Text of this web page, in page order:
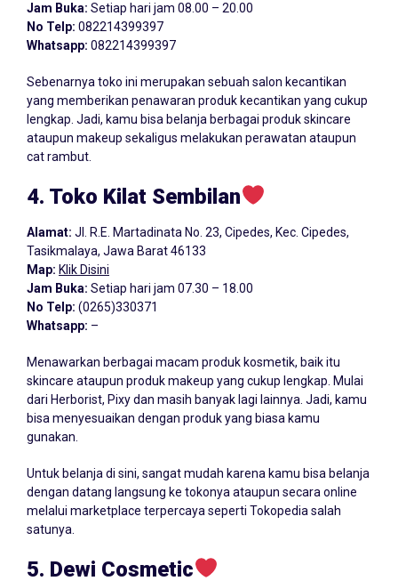
Jam Buka: Setiap hari jam 08.00 – 20.00
No Telp: 082214399397
Whatsapp: 082214399397
Sebenarnya toko ini merupakan sebuah salon kecantikan
yang memberikan penawaran produk kecantikan yang cukup
lengkap. Jadi, kamu bisa belanja berbagai produk skincare
ataupun makeup sekaligus melakukan perawatan ataupun
cat rambut.
4. Toko Kilat Sembilan
Alamat: Jl. R.E. Martadinata No. 23, Cipedes, Kec. Cipedes,
Tasikmalaya, Jawa Barat 46133
Map: Klik Disini
Jam Buka: Setiap hari jam 07.30 – 18.00
No Telp: (0265)330371
Whatsapp: –
Menawarkan berbagai macam produk kosmetik, baik itu
skincare ataupun produk makeup yang cukup lengkap. Mulai
dari Herborist, Pixy dan masih banyak lagi lainnya. Jadi, kamu
bisa menyesuaikan dengan produk yang biasa kamu
gunakan.
Untuk belanja di sini, sangat mudah karena kamu bisa belanja
dengan datang langsung ke tokonya ataupun secara online
melalui marketplace terpercaya seperti Tokopedia salah
satunya.
5. Dewi Cosmetic